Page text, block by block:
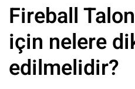
Fireball
için nelere
edilmelidir?